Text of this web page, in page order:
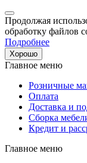
Продолжая
обработку файлов
Подробнее
Хорошо
Главное меню
Розничные
Оплата
Доставка и
Сборка
Кредит и
Главное меню